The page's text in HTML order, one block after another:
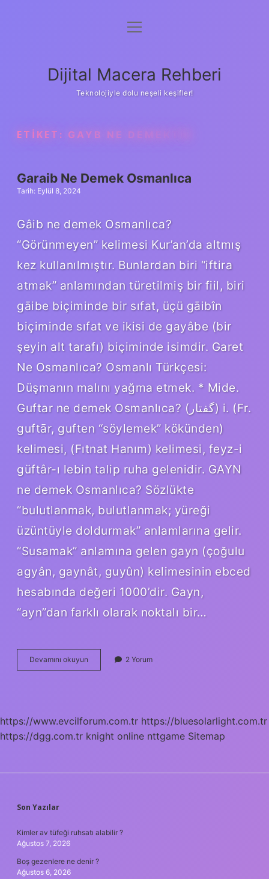
Anasayfa
Yasal Uyarı
menüyü
Dijital Macera Rehberi
Teknolojiyle dolu neşeli keşifler!
ETIKET: GAYB NE DEMEKTIR
Garaib Ne Demek Osmanlıca
Tarih: Eylül 8, 2024
Gâib ne demek Osmanlıca?
“Görünmeyen” kelimesi Kur’an’da altmış
kez kullanılmıştır. Bunlardan biri “iftira
atmak” anlamından türetilmiş bir fiil, biri
gāibe biçiminde bir sıfat, üçü gāibîn
biçiminde sıfat ve ikisi de gayâbe (bir
şeyin alt tarafı) biçiminde isimdir. Garet
Ne Osmanlıca? Osmanlı Türkçesi:
Düşmanın malını yağma etmek. * Mide.
Guftar ne demek Osmanlıca? (ﮔﻔﺘﺎﺭ) i. (Fr.
guftār, guften “söylemek” kökünden)
kelimesi, (Fıtnat Hanım) kelimesi, feyz-i
güftâr-ı lebin talip ruha gelenidir. GAYN
ne demek Osmanlıca? Sözlükte
“bulutlanmak, bulutlanmak; yüreği
üzüntüyle doldurmak” anlamlarına gelir.
“Susamak” anlamına gelen gayn (çoğulu
agyân, gaynât, guyûn) kelimesinin ebced
hesabında değeri 1000’dir. Gayn,
“ayn”dan farklı olarak noktalı bir…
Devamını okuyun
Ne
2 Yorum
https://www.evcilforum.com.tr https://bluesolarlight.com.tr
https://dgg.com.tr knight online nttgame Sitemap
SIDEBAR
Son Yazılar
Kimler av tüfeği ruhsatı alabilir ?
Ağustos 7, 2026
Boş gezenlere ne denir ?
Ağustos 6, 2026